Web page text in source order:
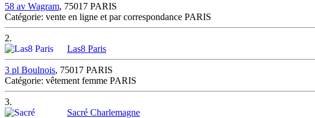
58 av Wagram, 75017 PARIS
Catégorie: vente en ligne et par correspondance PARIS
2.
Las8 Paris
3 pl Boulnois, 75017 PARIS
Catégorie: vêtement femme PARIS
3.
Sacré Charlemagne